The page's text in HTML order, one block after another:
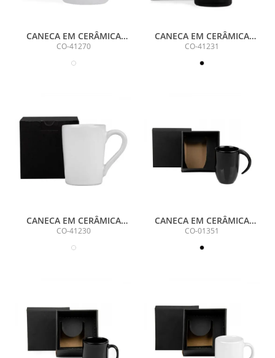
CANECA EM CERÂMICA
BRANCA 270 ML COM
CO-41270
CANECA EM CERÂMICA
PRETA - 230ML - COM
CO-41231
CANECA EM CERÂMICA
BRANCA - 230 ML
CO-41230
CANECA EM CERÂMICA
PRETA - 350ML
CO-01351